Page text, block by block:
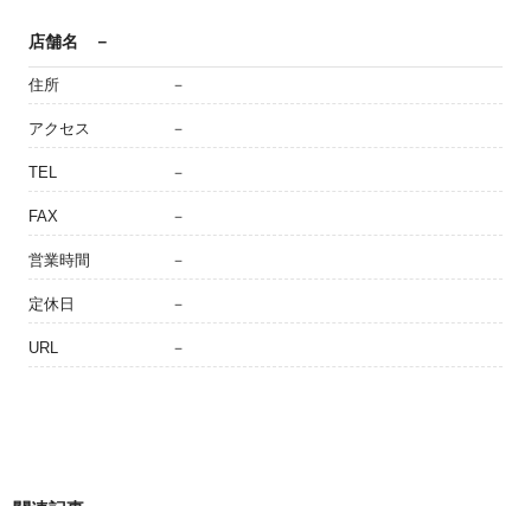
店舗名 －
住所 －
アクセス －
TEL －
FAX －
営業時間 －
定休日 －
URL －